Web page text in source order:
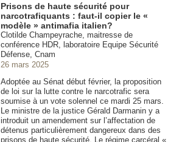
Prisons de haute sécurité pour
narcotrafiquants : faut-il copier le «
modèle » antimafia italien?
Clotilde Champeyrache, maitresse de
conférence HDR, laboratoire Equipe Sécurité
Défense, Cnam
26 mars 2025
Adoptée au Sénat début février, la proposition
de loi sur la lutte contre le narcotrafic sera
soumise à un vote solennel ce mardi 25 mars.
Le ministre de la justice Gérald Darmanin y a
introduit un amendement sur l’affectation de
détenus particulièrement dangereux dans des
prisons de haute sécurité. Le régime carcéral «